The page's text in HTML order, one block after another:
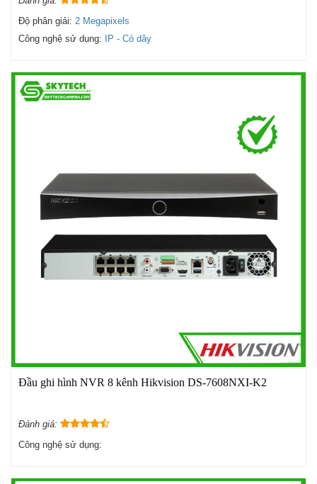
Độ phân giải: 2 Megapixels
Công nghệ sử dụng: IP - Có dây
Đầu ghi hình NVR 8 kênh Hikvision DS-7608NXI-K2
Đánh giá:
Công nghệ sử dụng: